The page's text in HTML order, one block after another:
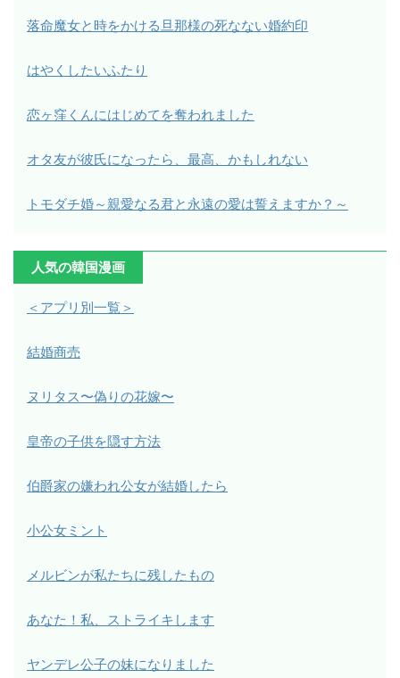
落命魔女と時をかける旦那様の死なない婚約印
はやくしたいふたり
恋ヶ窪くんにはじめてを奪われました
オタ友が彼氏になったら、最高、かもしれない
トモダチ婚～親愛なる君と永遠の愛は誓えますか？～
人気の韓国漫画
＜アプリ別一覧＞
結婚商売
ヌリタス〜偽りの花嫁〜
皇帝の子供を隠す方法
伯爵家の嫌われ公女が結婚したら
小公女ミント
メルビンが私たちに残したもの
あなた！私、ストライキします
ヤンデレ公子の妹になりました